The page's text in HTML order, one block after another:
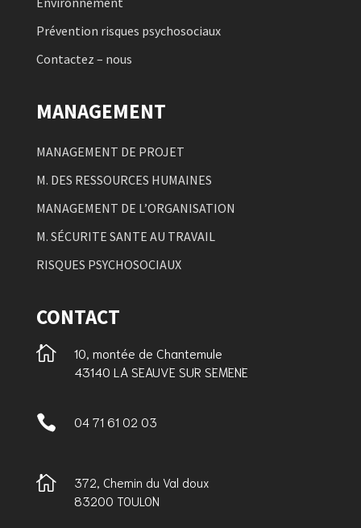
Prévention risques psychosociaux
Contactez – nous
MANAGEMENT
MANAGEMENT DE PROJET
M. DES RESSOURCES HUMAINES
MANAGEMENT DE L’ORGANISATION
M. SÉCURITE SANTE AU TRAVAIL
RISQUES PSYCHOSOCIAUX
CONTACT

10, montée de Chantemule
43140 LA SEAUVE SUR SEMENE
 04 71 61 02 03

372, Chemin du Val doux
83200 TOULON